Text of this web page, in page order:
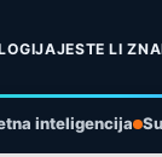
JESTE LI
inteligencija